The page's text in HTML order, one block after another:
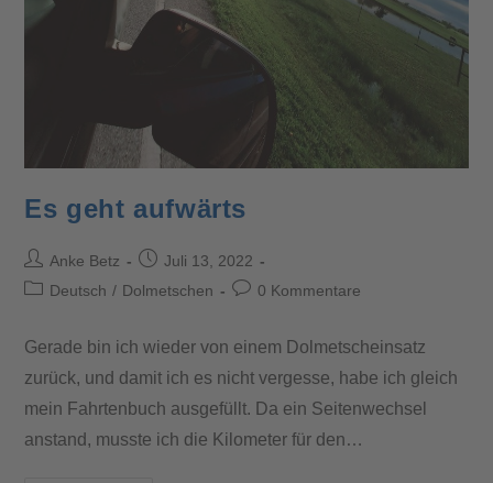
Es geht aufwärts
Anke Betz
Juli 13, 2022
Deutsch / Dolmetschen 0 Kommentare
Gerade bin ich wieder von einem Dolmetscheinsatz
zurück, und damit ich es nicht vergesse, habe ich gleich
mein Fahrtenbuch ausgefüllt. Da ein Seitenwechsel
anstand, musste ich die Kilometer für den…